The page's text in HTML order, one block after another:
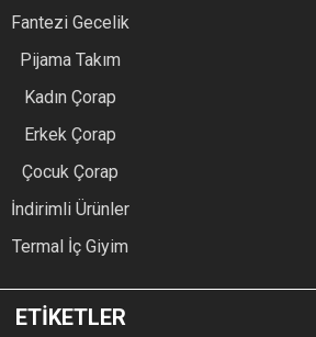
Fantezi Gecelik
Pijama Takım
Kadın Çorap
Erkek Çorap
Çocuk Çorap
İndirimli Ürünler
Termal İç Giyim
ETİKETLER